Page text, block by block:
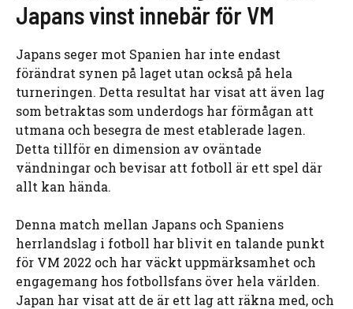
Japans vinst innebär för VM
Japans seger mot Spanien har inte endast
förändrat synen på laget utan också på hela
turneringen. Detta resultat har visat att även lag
som betraktas som underdogs har förmågan att
utmana och besegra de mest etablerade lagen.
Detta tillför en dimension av oväntade
vändningar och bevisar att fotboll är ett spel där
allt kan hända.
Denna match mellan Japans och Spaniens
herrlandslag i fotboll har blivit en talande punkt
för VM 2022 och har väckt uppmärksamhet och
engagemang hos fotbollsfans över hela världen.
Japan har visat att de är ett lag att räkna med, och